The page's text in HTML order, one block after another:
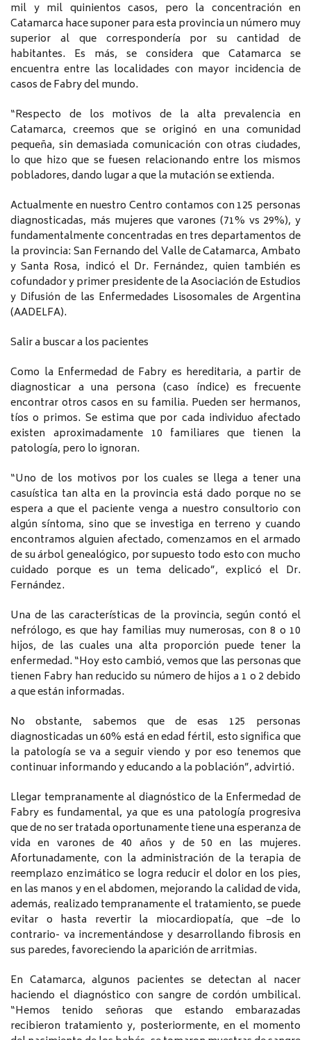
mil y mil quinientos casos, pero la concentración en
Catamarca hace suponer para esta provincia un número muy
superior al que correspondería por su cantidad de
habitantes. Es más, se considera que Catamarca se
encuentra entre las localidades con mayor incidencia de
casos de Fabry del mundo.
“Respecto de los motivos de la alta prevalencia en
Catamarca, creemos que se originó en una comunidad
pequeña, sin demasiada comunicación con otras ciudades,
lo que hizo que se fuesen relacionando entre los mismos
pobladores, dando lugar a que la mutación se extienda.
Actualmente en nuestro Centro contamos con 125 personas
diagnosticadas, más mujeres que varones (71% vs 29%), y
fundamentalmente concentradas en tres departamentos de
la provincia: San Fernando del Valle de Catamarca, Ambato
y Santa Rosa, indicó el Dr. Fernández, quien también es
cofundador y primer presidente de la Asociación de Estudios
y Difusión de las Enfermedades Lisosomales de Argentina
(AADELFA).
Salir a buscar a los pacientes
Como la Enfermedad de Fabry es hereditaria, a partir de
diagnosticar a una persona (caso índice) es frecuente
encontrar otros casos en su familia. Pueden ser hermanos,
tíos o primos. Se estima que por cada individuo afectado
existen aproximadamente 10 familiares que tienen la
patología, pero lo ignoran.
“Uno de los motivos por los cuales se llega a tener una
casuística tan alta en la provincia está dado porque no se
espera a que el paciente venga a nuestro consultorio con
algún síntoma, sino que se investiga en terreno y cuando
encontramos alguien afectado, comenzamos en el armado
de su árbol genealógico, por supuesto todo esto con mucho
cuidado porque es un tema delicado”, explicó el Dr.
Fernández.
Una de las características de la provincia, según contó el
nefrólogo, es que hay familias muy numerosas, con 8 o 10
hijos, de las cuales una alta proporción puede tener la
enfermedad. “Hoy esto cambió, vemos que las personas que
tienen Fabry han reducido su número de hijos a 1 o 2 debido
a que están informadas.
No obstante, sabemos que de esas 125 personas
diagnosticadas un 60% está en edad fértil, esto significa que
la patología se va a seguir viendo y por eso tenemos que
continuar informando y educando a la población”, advirtió.
Llegar tempranamente al diagnóstico de la Enfermedad de
Fabry es fundamental, ya que es una patología progresiva
que de no ser tratada oportunamente tiene una esperanza de
vida en varones de 40 años y de 50 en las mujeres.
Afortunadamente, con la administración de la terapia de
reemplazo enzimático se logra reducir el dolor en los pies,
en las manos y en el abdomen, mejorando la calidad de vida,
además, realizado tempranamente el tratamiento, se puede
evitar o hasta revertir la miocardiopatía, que –de lo
contrario- va incrementándose y desarrollando fibrosis en
sus paredes, favoreciendo la aparición de arritmias.
En Catamarca, algunos pacientes se detectan al nacer
haciendo el diagnóstico con sangre de cordón umbilical.
“Hemos tenido señoras que estando embarazadas
recibieron tratamiento y, posteriormente, en el momento